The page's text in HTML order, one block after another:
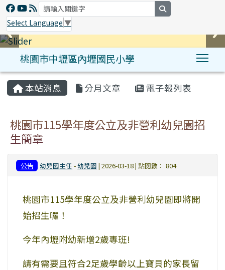
Select Language ▼
桃園市中壢區內壢國民小學
:::
本站消息 分月文章 電子報列表
桃園市115學年度公立及非營利幼兒園招
生簡章
公告 幼兒園主任 -幼兒園 | 2026-03-18 | 點閱數： 804
桃園市115學年度公立及非營利幼兒園即將開
始招生囉！
今年內壢附幼新增2歲專班!
請有需要且符合2足歲學齡以上寶貝的家長留